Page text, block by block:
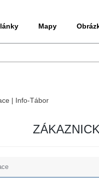
Mapy
| Info-Tábor